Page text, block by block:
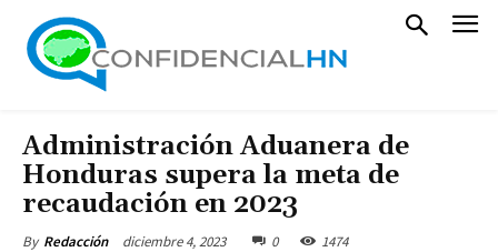
Administración Aduanera de
Honduras supera la meta de
recaudación en 2023
By Redacción diciembre 4, 2023 0 1474